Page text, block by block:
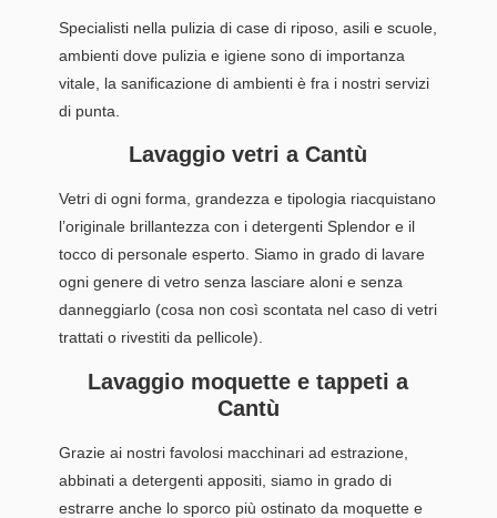
Specialisti nella pulizia di case di riposo, asili e scuole,
ambienti dove pulizia e igiene sono di importanza
vitale, la sanificazione di ambienti è fra i nostri servizi
di punta.
Lavaggio vetri a Cantù
Vetri di ogni forma, grandezza e tipologia riacquistano
l’originale brillantezza con i detergenti Splendor e il
tocco di personale esperto. Siamo in grado di lavare
ogni genere di vetro senza lasciare aloni e senza
danneggiarlo (cosa non così scontata nel caso di vetri
trattati o rivestiti da pellicole).
Lavaggio moquette e tappeti a
Cantù
Grazie ai nostri favolosi macchinari ad estrazione,
abbinati a detergenti appositi, siamo in grado di
estrarre anche lo sporco più ostinato da moquette e